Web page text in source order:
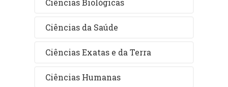
Ciências Biológicas
Ciências da Saúde
Ciências Exatas e da Terra
Ciências Humanas